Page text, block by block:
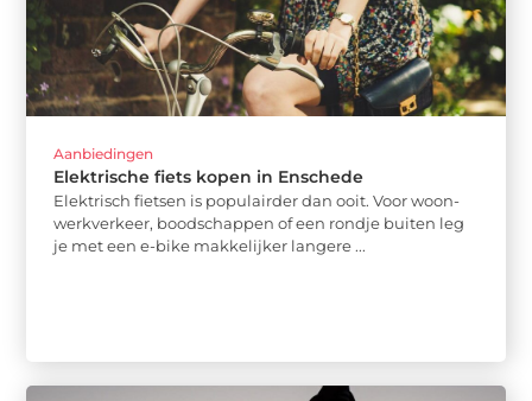
Aanbiedingen
Elektrische fiets kopen in Enschede
Elektrisch fietsen is populairder dan ooit. Voor woon-
werkverkeer, boodschappen of een rondje buiten leg
je met een e-bike makkelijker langere ...